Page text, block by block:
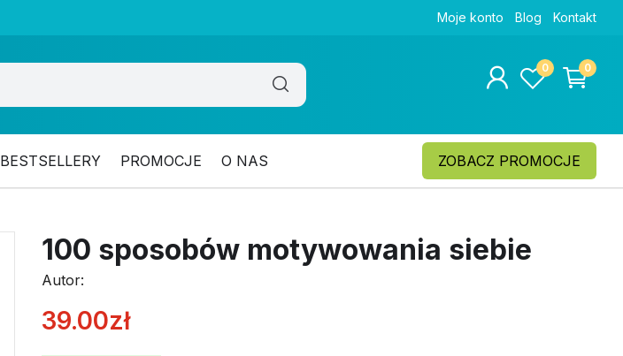
Moje konto Blog Kontakt
0 0
BESTSELLERY PROMOCJE O NAS ZOBACZ PROMOCJE
100 sposobów motywowania siebie
Autor:
39.00zł